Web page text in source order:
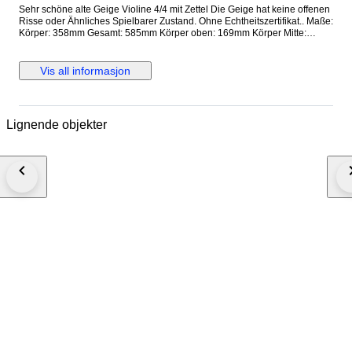
Sehr schöne alte Geige Violine 4/4 mit Zettel Die Geige hat keine offenen
Risse oder Ähnliches Spielbarer Zustand. Ohne Echtheitszertifikat.. Maße:
Körper: 358mm Gesamt: 585mm Körper oben: 169mm Körper Mitte:
weisen daher einen höheren Grad an dokumentierter Sicherheit
hinsichtlich Hersteller, Herkunft und Alter auf als Instrumente, die nur als
die wir keinerlei Garantie übernehmen.
Vis all informasjon
Lignende objekter